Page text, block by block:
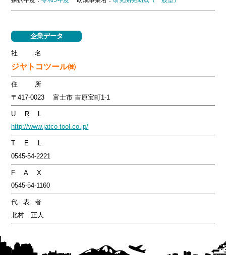
企業データ
社名
ジヤトコツール㈱
住所
〒417-0023 富士市 吉原宝町1-1
U R L
http://www.jatco-tool.co.jp/
T E L
0545-54-2221
F A X
0545-54-1160
代表者
北村 正人